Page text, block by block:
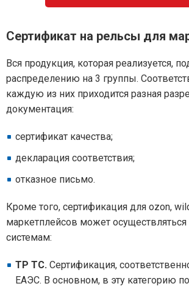
Сертификат на рельсы для
Вся продукция, которая реализуется,
распределению на 3 группы.
каждую из них приходится разная
документация:
сертификат качества;
декларация соответствия;
отказное письмо.
Кроме того, сертификация для ozon,
маркетплейсов может
системам:
ТР ТС. Сертификация,
ЕАЭС. В основном, в эту категорию